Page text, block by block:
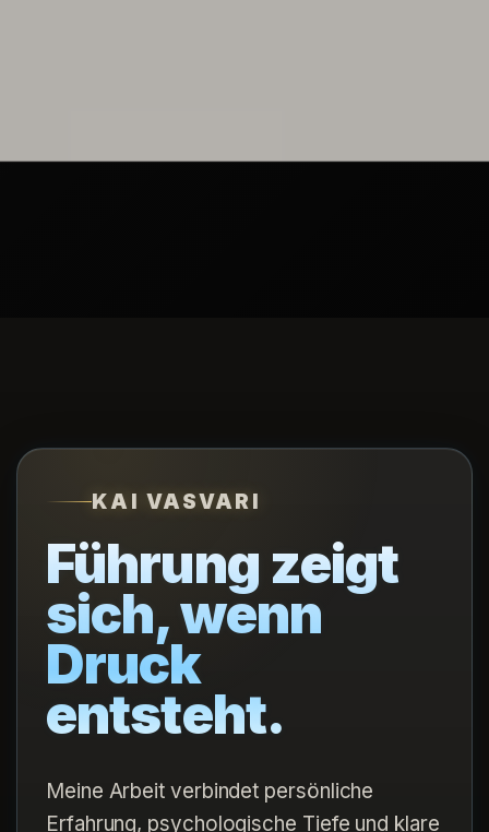
KAI VASVARI
Führung zeigt
sich, wenn
Druck
entsteht.
Meine Arbeit verbindet persönliche
Erfahrung, psychologische Tiefe und klare